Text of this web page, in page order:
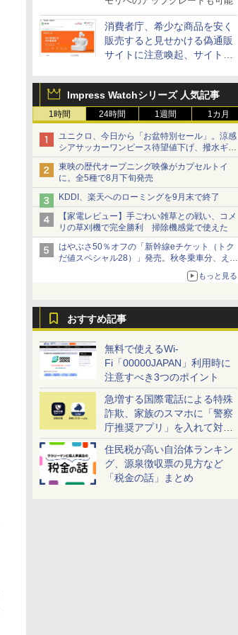
消費者庁、希少な商品を安く
販売すると見せかける偽通販
サイトに注意喚起、サイト名
Impress Watchシリーズ 人気記事
1時間 24時間 1週間 1カ月
ユニクロ、今日から「お盆特別セール」。涼感
シアサッカーワンピース待望値下げ、撥水ギア
ショーツは1990円に
東映の歴代オープニング映像がカプセルトイ
に。全5種で8月下旬発売
KDDI、楽天へのローミングを9月末で終了
【家電レビュー】手ごわい雑草との戦い、コメ
リの草刈機で完全勝利 掃除機感覚で使えた
はやぶさ50％オフの「新幹線eチケット（トク
だ値スペシャル28）」発売。秋冬乗車分、えき
もっと見る
おすすめ記事
無料で使えるWi-
Fi「00000JAPAN」利用時に
注意すべき3つのポイント
急増する国際電話による特殊
詐欺、家族のスマホに「警察
庁推奨アプリ」を入れて対策
しよう！
住民税が高い自治体ランキン
グ、源泉徴収票の見方など
「税金の話」まとめ